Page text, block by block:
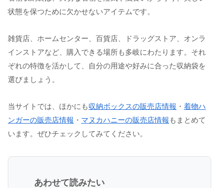
状態を保つために欠かせないアイテムです。
雑貨店、ホームセンター、百貨店、ドラッグストア、オンラ
インストアなど、購入できる場所も多岐にわたります。それ
ぞれの特徴を活かして、自分の用途や好みに合った収納袋を
選びましょう。
当サイトでは、ほかにも収納ボックスの販売店情報 ・ 着物ハ
ンガーの販売店情報 ・ マヌカハニーの販売店情報 もまとめて
います。ぜひチェックしてみてください。
あわせて読みたい